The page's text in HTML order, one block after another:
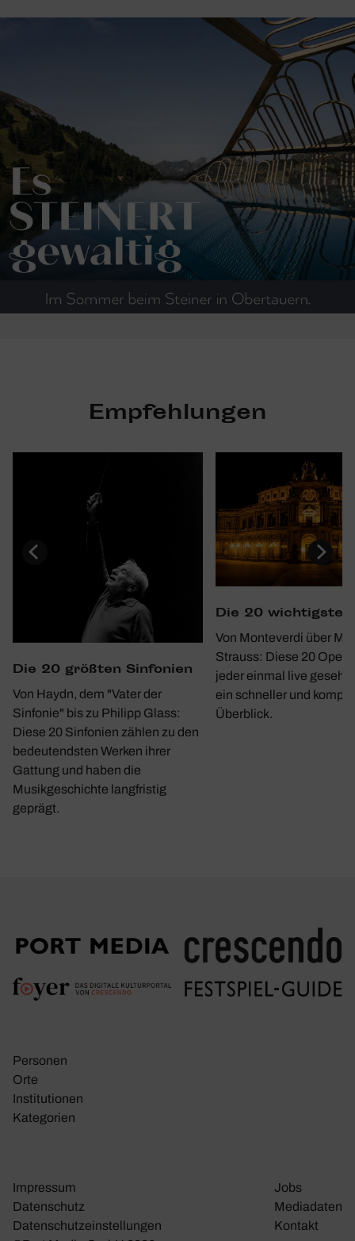
Empfehlungen
Die 20 größten Sinfo­nien
Von Haydn, dem "Vater der
Sinfonie" bis zu Philipp Glass:
Diese 20 Sinfonien zählen zu den
bedeutendsten Werken ihrer
Gattung und haben die
Musikgeschichte langfristig
geprägt.
Die 20
Von Monteverdi über
Strauss: Diese 20
jeder einmal live
ein schneller und
Überblick.
Personen
Orte
Insti­tu­tionen
Kate­go­rien
Impressum
Daten­schutz
Daten­schutz­ein­stel­lungen
Jobs
Media­daten
Kontakt